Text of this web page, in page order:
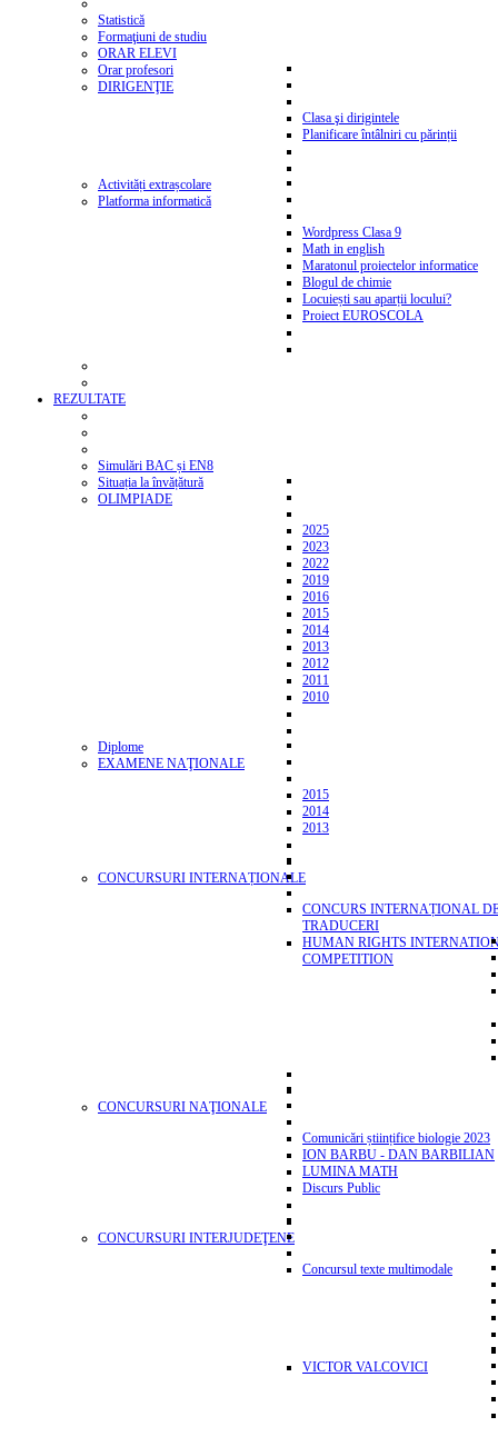
Statistică
Formaţiuni de studiu
ORAR ELEVI
Orar profesori
DIRIGENŢIE
Clasa şi dirigintele
Planificare întâlniri cu părinții
Activități extrașcolare
Platforma informatică
Wordpress Clasa 9
Math in english
Maratonul proiectelor informatice
Blogul de chimie
Locuiești sau aparții locului?
Proiect EUROSCOLA
REZULTATE
Simulări BAC și EN8
Situația la învățătură
OLIMPIADE
2025
2023
2022
2019
2016
2015
2014
2013
2012
2011
2010
Diplome
EXAMENE NAŢIONALE
2015
2014
2013
CONCURSURI INTERNAȚIONALE
CONCURS INTERNAȚIONAL
TRADUCERI
HUMAN RIGHTS
COMPETITION
CONCURSURI NAŢIONALE
Comunicări științifice biologie 2023
ION BARBU - DAN BARBILIAN
LUMINA MATH
Discurs Public
CONCURSURI INTERJUDEŢENE
Concursul texte multimodale
VICTOR VALCOVICI